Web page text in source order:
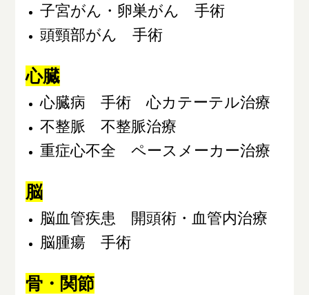
子宮がん・卵巣がん 手術
頭頸部がん 手術
心臓
心臓病 手術 心カテーテル治療
不整脈 不整脈治療
重症心不全 ペースメーカー治療
脳
脳血管疾患 開頭術・血管内治療
脳腫瘍 手術
骨・関節